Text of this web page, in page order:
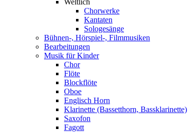
Weltlich
Chorwerke
Kantaten
Sologesänge
Bühnen-, Hörspiel-, Filmmusiken
Bearbeitungen
Musik für Kinder
Chor
Flöte
Blockflöte
Oboe
Englisch Horn
Klarinette (Bassetthorn, Bassklarinette)
Saxofon
Fagott